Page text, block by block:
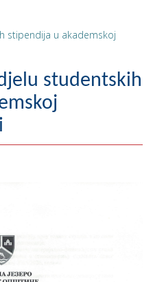
stipendija u akademskoj
studentskih